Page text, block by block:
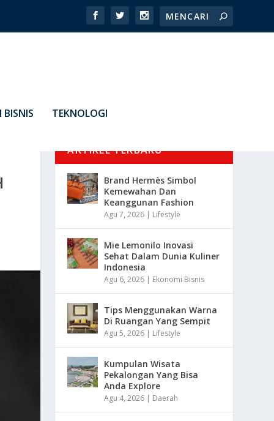
BISNIS TEKNOLOGI
ARTIKEL TERBARU
Brand Hermès Simbol
Kemewahan Dan
Keanggunan Fashion
Agu 7, 2026 | Lifestyle
Mie Lemonilo Inovasi
Sehat Dalam Dunia Kuliner
Indonesia
Agu 6, 2026 | Ekonomi Bisnis
Tips Menggunakan Warna
Di Ruangan Yang Sempit
Agu 5, 2026 | Lifestyle
Kumpulan Wisata
Pekalongan Yang Bisa
Anda Explore
Agu 4, 2026 | Daerah